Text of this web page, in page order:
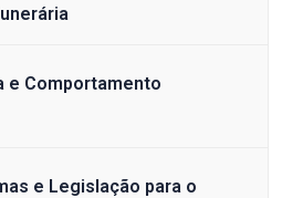
e Comportamento
e Legislação para o